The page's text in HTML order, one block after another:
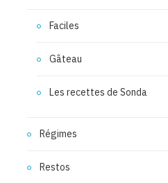
Faciles
Gâteau
Les recettes de Sonda
Régimes
Restos